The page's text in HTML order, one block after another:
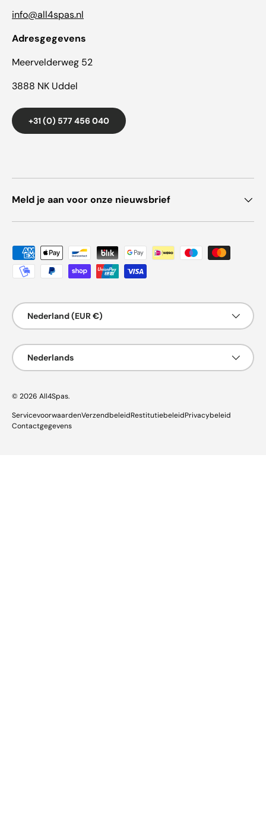
info@all4spas.nl
Adresgegevens
Meervelderweg 52
3888 NK Uddel
+31 (0) 577 456 040
Meld je aan voor onze nieuwsbrief
Geaccepteerde betaalmethoden
Land/Regio
Nederland (EUR €)
Taal
Nederlands
© 2026 All4Spas.
ServicevoorwaardenVerzendbeleidRestitutiebeleidPrivacybeleid
Contactgegevens